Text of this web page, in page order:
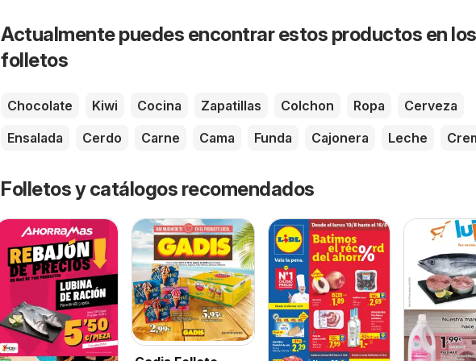
Actualmente puedes encontrar estos productos en los
folletos
Chocolate Kiwi Cocina Zapatillas Colchon Ropa
Cerveza
Ensalada
Cerdo Carne Cama Funda Cajonera Leche
Folletos y catálogos recomendados